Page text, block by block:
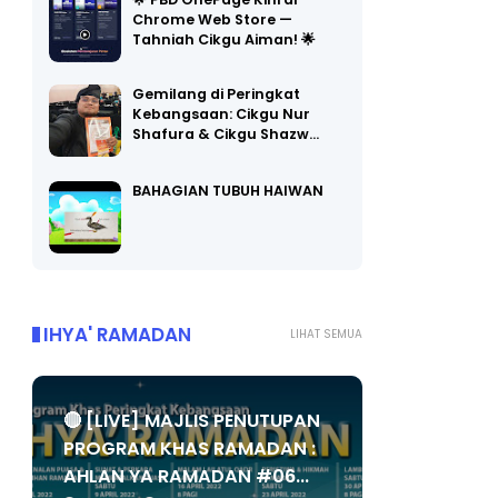
Chrome Web Store —
Tahniah Cikgu Aiman! 🌟
Gemilang di Peringkat
Kebangsaan: Cikgu Nur
Shafura & Cikgu Shazw…
BAHAGIAN TUBUH HAIWAN
LIHAT SEMUA
IHYA' RAMADAN
🔴 [LIVE] MAJLIS PENUTUPAN
PROGRAM KHAS RAMADAN :
AHLAN YA RAMADAN #06...